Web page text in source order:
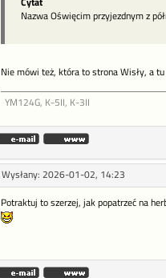
Nazwa Oświęcim przyjezdnym z
Nie mówi też, która to strona Wisły, a
YM124G, K-5II, K-3II
Wysłany: 2026-01-02, 14:23
Potraktuj to szerzej, jak popatrzeć na